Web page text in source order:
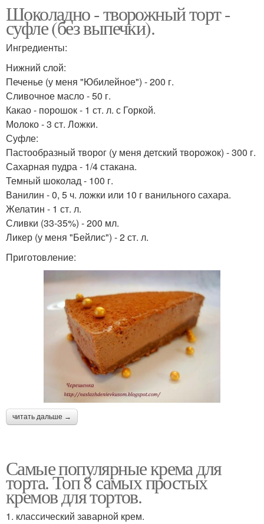
Шоколадно - творожный торт -
суфле (без выпечки).
Ингредиенты:
Нижний слой:
Печенье (у меня "Юбилейное") - 200 г.
Сливочное масло - 50 г.
Какао - порошок - 1 ст. л. с Горкой.
Молоко - 3 ст. Ложки.
Суфле:
Пастообразный творог (у меня детский творожок) - 300 г.
Сахарная пудра - 1/4 стакана.
Темный шоколад - 100 г.
Ванилин - 0, 5 ч. ложки или 10 г ванильного сахара.
Желатин - 1 ст. л.
Сливки (33-35%) - 200 мл.
Ликер (у меня "Бейлис") - 2 ст. л.
Приготовление:
читать дальше →
Самые популярные крема для
торта. Топ 8 самых простых
кремов для тортов.
1. классический заварной крем.